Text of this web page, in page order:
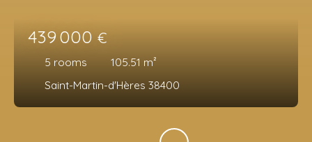
439 000 €
5 rooms 105.51 m²
Saint-Martin-d'Hères 38400